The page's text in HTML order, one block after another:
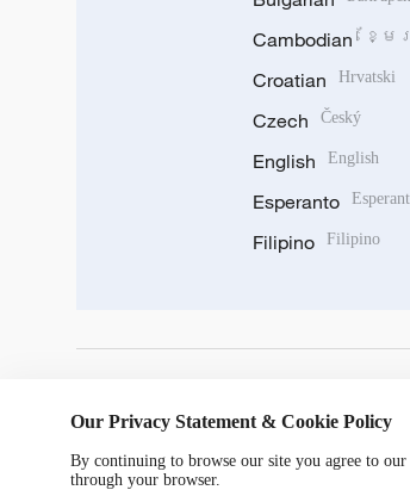
Cambodian ខ្មែរ
Croatian Hrvatski
Czech Český
English English
Esperanto
Filipino Filipino
Our Privacy Statement & Cookie Policy
By continuing to browse our site you agree to
through your browser.